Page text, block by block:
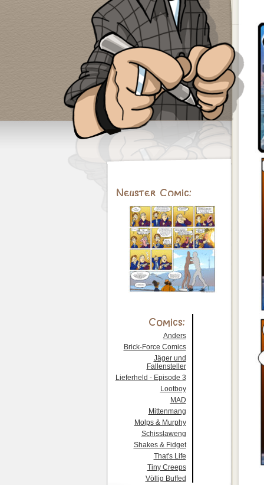
Anders
Brick-Force Comics
Jäger und
Fallensteller
Lieferheld - Episode 3
Lootboy
MAD
Mittenmang
Molps & Murphy
Schisslaweng
Shakes & Fidget
That's Life
Tiny Creeps
Völlig Buffed